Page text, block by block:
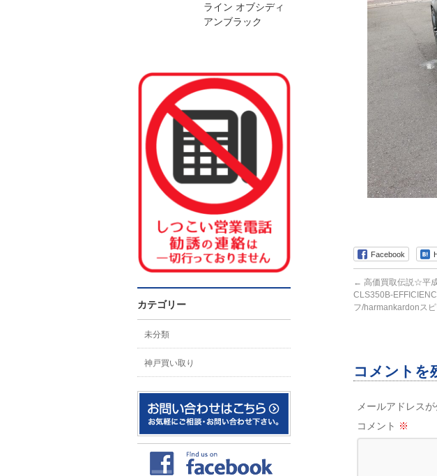
Facebook
← 高価買取伝説☆平
CLS350B-
フ/harmankardonス
コメントを
メールアドレス
コメント ※
ライン オブシディ
アンブラック
カテゴリー
未分類
神戸買い取り